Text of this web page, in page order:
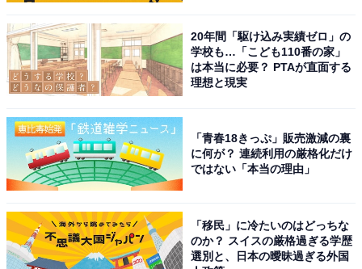
特徴的なのはトッピング。たっぷりのホイップクリーム
ョコレートパウダーがトッピングされています。これは
抹茶好きにはたまりません。では、早速いただきます！
風味が良くて甘さ控えめ、もちもち食感も楽しい
20年間「駆け込み実績ゼロ」の
学校も…「こども110番の家」
は本当に必要？ PTAが直面する
理想と現実
「青春18きっぷ」販売激減の裏
に何が？ 連続利用の厳格化だけ
ではない「本当の理由」
「移民」に冷たいのはどっちな
のか？ スイスの厳格過ぎる学歴
選別と、日本の曖昧過ぎる外国